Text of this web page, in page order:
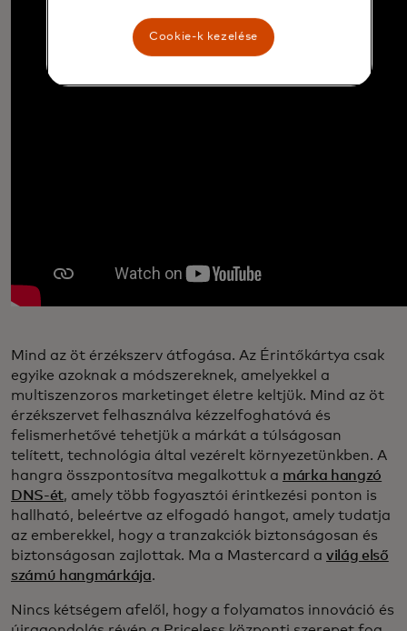
Mind az öt érzékszerv átfogása. Az Érintőkártya csak
egyike azoknak a módszereknek, amelyekkel a
multiszenzoros marketinget életre keltjük. Mind az öt
érzékszervet felhasználva kézzelfoghatóvá és
felismerhetővé tehetjük a márkát a túlságosan
telített, technológia által vezérelt környezetünkben. A
hangra összpontosítva megalkottuk a márka hangzó
DNS-ét, amely több fogyasztói érintkezési ponton is
hallható, beleértve az elfogadó hangot, amely tudatja
az emberekkel, hogy a tranzakciók biztonságosan és
biztonságosan zajlottak. Ma a Mastercard a világ első
számú hangmárkája.
Nincs kétségem afelől, hogy a folyamatos innováció és
Cookie-k kezelése